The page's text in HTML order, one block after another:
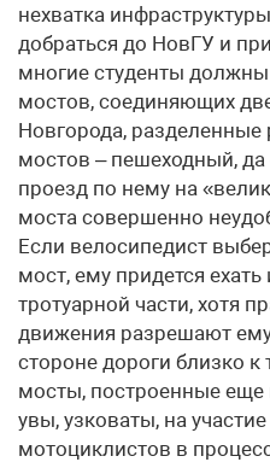
нехватка
добраться до НовГУ и
многие студенты должны
мостов, соединяющих
Новгорода,
мостов – пешеходный,
проезд по нему на
моста совершенно
Если велосипедист
мост, ему придется
тротуарной части, хотя
движения разрешают
стороне дороги близко к
мосты, построенные еще
увы, узковаты, на
мотоциклистов в